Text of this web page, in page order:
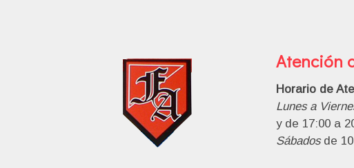
Atención
Horario de
Lunes a
y de 17:00 a
Sábadosde